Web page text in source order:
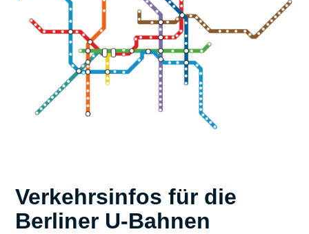
Verkehrsinfos für die
Berliner U-Bahnen